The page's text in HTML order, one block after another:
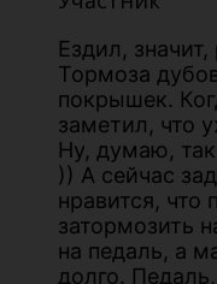
Ездил,
Тормоза
покрышек.
заметил, что
Ну, думаю,
)) А сейчас
нравится, что
затормозить
на педаль, а
долго.